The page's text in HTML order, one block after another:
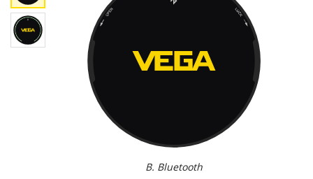
B. Bluetooth